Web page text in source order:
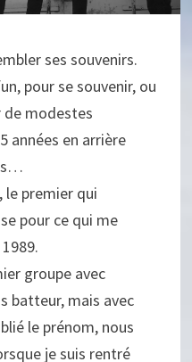
ses souvenirs.
pour se souvenir, ou
modestes
années en arrière
le premier qui
pour ce qui me
groupe avec
batteur, mais avec
le prénom, nous
je suis rentré